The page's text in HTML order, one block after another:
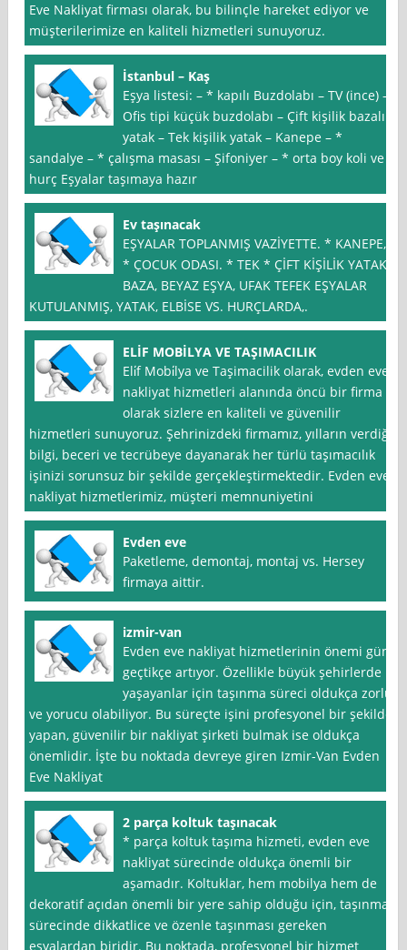
Eve Nakliyat firması olarak, bu bilinçle hareket ediyor ve
müşterilerimize en kaliteli hizmetleri sunuyoruz.
İstanbul – Kaş
Eşya listesi: – * kapılı Buzdolabı – TV (ince) –
Ofis tipi küçük buzdolabı – Çift kişilik bazalı
yatak – Tek kişilik yatak – Kanepe – *
sandalye – * çalışma masası – Şifoniyer – * orta boy koli ve
hurç Eşyalar taşımaya hazır
Ev taşınacak
EŞYALAR TOPLANMIŞ VAZİYETTE. * KANEPE,
* ÇOCUK ODASI. * TEK * ÇİFT KİŞİLİK YATAK-
BAZA, BEYAZ EŞYA, UFAK TEFEK EŞYALAR
KUTULANMIŞ, YATAK, ELBİSE VS. HURÇLARDA,.
ELİF MOBİLYA VE TAŞIMACILIK
Eli̇f Mobi̇lya ve Taşimacilik olarak, evden eve
nakliyat hizmetleri alanında öncü bir firma
olarak sizlere en kaliteli ve güvenilir
hizmetleri sunuyoruz. Şehrinizdeki firmamız, yılların verdiği
bilgi, beceri ve tecrübeye dayanarak her türlü taşımacılık
işinizi sorunsuz bir şekilde gerçekleştirmektedir. Evden eve
nakliyat hizmetlerimiz, müşteri memnuniyetini
Evden eve
Paketleme, demontaj, montaj vs. Hersey
firmaya aittir.
izmir-van
Evden eve nakliyat hizmetlerinin önemi gün
geçtikçe artıyor. Özellikle büyük şehirlerde
yaşayanlar için taşınma süreci oldukça zorlu
ve yorucu olabiliyor. Bu süreçte işini profesyonel bir şekilde
yapan, güvenilir bir nakliyat şirketi bulmak ise oldukça
önemlidir. İşte bu noktada devreye giren Izmir-Van Evden
Eve Nakliyat
2 parça koltuk taşınacak
* parça koltuk taşıma hizmeti, evden eve
nakliyat sürecinde oldukça önemli bir
aşamadır. Koltuklar, hem mobilya hem de
dekoratif açıdan önemli bir yere sahip olduğu için, taşınma
sürecinde dikkatlice ve özenle taşınması gereken
eşyalardan biridir. Bu noktada, profesyonel bir hizmet